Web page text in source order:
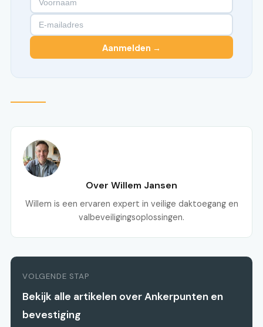
Aanmelden →
Over Willem Jansen
Willem is een ervaren expert in veilige daktoegang en
valbeveiligingsoplossingen.
VOLGENDE STAP
Bekijk alle artikelen over Ankerpunten en
bevestiging